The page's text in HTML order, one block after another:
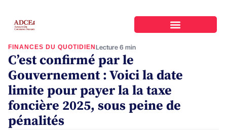
FINANCES DU QUOTIDIENLecture 6 min
C’est confirmé par le
Gouvernement : Voici la date
limite pour payer la la taxe
foncière 2025, sous peine de
pénalités